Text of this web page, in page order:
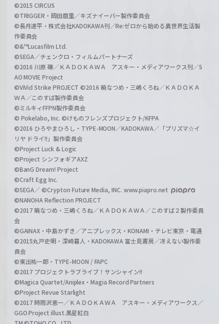
©2015 CIRCUS
©TRIGGER・岡田麿里／キズナイーバー製作委員会
©長月達平・株式会社KADOKAWA刊／Re:ゼロから始める異世界生活製
作委員会
©&™Lucasfilm Ltd.
©SEGA／チェンクロ・フィルムパートナーズ
©2016 川原 礫／ＫＡＤＯＫＡＷＡ アスキー・メディアワークス刊／S
AO MOVIE Project
©ViVid Strike PROJECT ©2016 暁なつめ・三嶋くろね／ＫＡＤＯＫＡ
ＷＡ／このすば製作委員会
©ミルキィFFPN製作委員会
© Pokelabo, Inc. ©けものフレンズプロジェクト/KFPA
©2016 ひろやまひろし・TYPE-MOON／KADOKAWA／「プリズマ☆イ
リヤ ドライ!!」製作委員会
©Project Luck & Logic
©Project シンフォギアAXZ
©BanG Dream! Project
©Craft Egg Inc.
©SEGA／ ©Crypton Future Media, INC. www.piapro.net
©NANOHA Reflection PROJECT
©2017 暁なつめ・三嶋くろね／ＫＡＤＯＫＡＷＡ／このすば２製作委員
会
©GAINAX・中島かずき／アニプレックス・KONAMI・テレビ東京・電通
©2015丸戸史明・深崎暮人・KADOKAWA 富士見書房／冴えない製作委
員会
©東出祐一郎・TYPE-MOON / FAPC
©2017 プロジェクトラブライブ！サンシャイン!!
©Magica Quartet/Aniplex・Magia Record Partners
©Project Revue Starlight
©2017 時雨沢恵一／ＫＡＤＯＫＡＷＡ アスキー・メディアワークス／
GGO Project illust.黒星紅白